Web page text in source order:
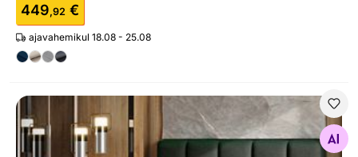
449,92 €
ajavahemikul 18.08 - 25.08
Pesukastiga voodi 180x200 cm
Otsi sarnaseid